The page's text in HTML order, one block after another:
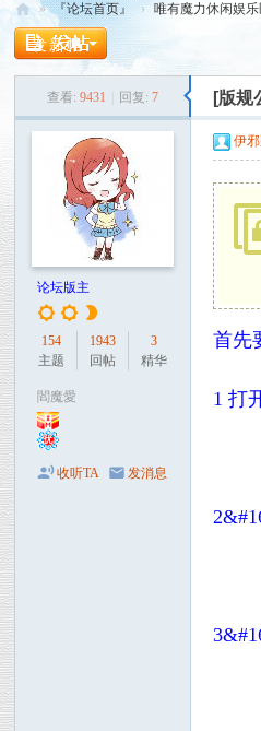
唯
有
力
» 『论坛首页』 › 唯有魔力休闲娱乐
发新帖
查看: 9431 回复: 7 [版
论坛版主
154
主题
1943
回帖
3
精华
閻魔愛
收听TA 发消息
伊
首先
1 打